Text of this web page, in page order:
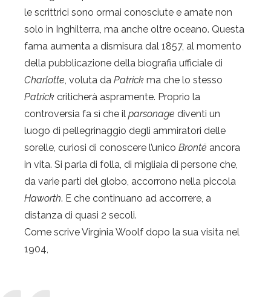
le scrittrici sono ormai conosciute e amate non
solo in Inghilterra, ma anche oltre oceano. Questa
fama aumenta a dismisura dal 1857, al momento
della pubblicazione della biografia ufficiale di
Charlotte, voluta da Patrick ma che lo stesso
Patrick criticherà aspramente. Proprio la
controversia fa sì che il parsonage diventi un
luogo di pellegrinaggio degli ammiratori delle
sorelle, curiosi di conoscere l’unico Brontë ancora
in vita. Si parla di folla, di migliaia di persone che,
da varie parti del globo, accorrono nella piccola
Haworth. E che continuano ad accorrere, a
distanza di quasi 2 secoli.
Come scrive Virginia Woolf dopo la sua visita nel
1904,